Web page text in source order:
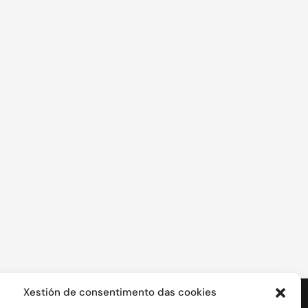
Xestión de consentimento das cookies